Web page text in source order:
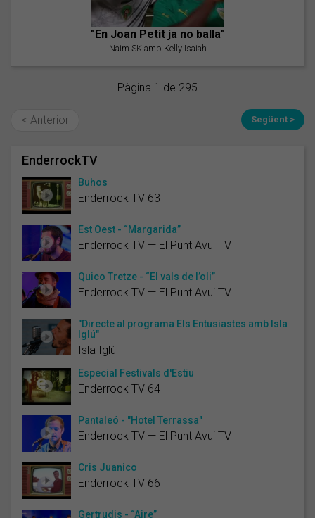
"En Joan Petit ja no balla"
Naim SK amb Kelly Isaiah
Pàgina 1 de 295
< Anterior Següent >
EnderrockTV
Buhos
Enderrock TV 63
Est Oest - “Margarida”
Enderrock TV — El Punt Avui TV
Quico Tretze - “El vals de l’oli”
Enderrock TV — El Punt Avui TV
"Directe al programa Els Entusiastes amb Isla
Iglú"
Isla Iglú
Especial Festivals d'Estiu
Enderrock TV 64
Pantaleó - "Hotel Terrassa"
Enderrock TV — El Punt Avui TV
Cris Juanico
Enderrock TV 66
Gertrudis - “Aire”